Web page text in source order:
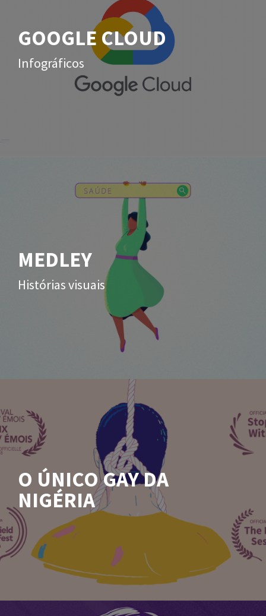
GOOGLE CLOUD
Infográficos
MEDLEY
Histórias visuais
O ÚNICO GAY DA
NIGÉRIA